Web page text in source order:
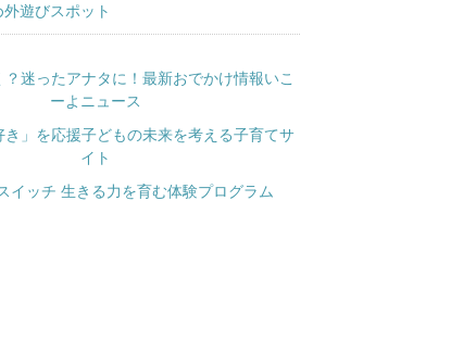
遊びスポット